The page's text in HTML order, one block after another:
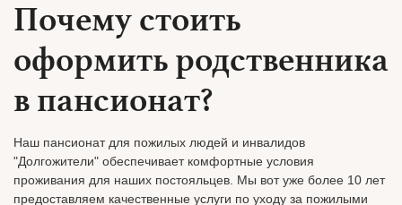
Почему стоить
оформить родственника
в пансионат?
Наш пансионат для пожилых людей и инвалидов
"Долгожители" обеспечивает комфортные условия
проживания для наших постояльцев. Мы вот уже более 10 лет
предоставляем качественные услуги по уходу за пожилыми